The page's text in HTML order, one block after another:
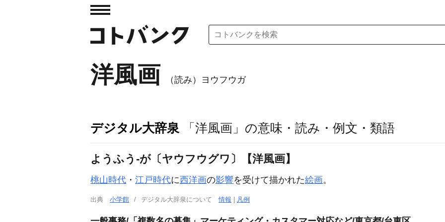
洋風画 （読み）ヨウフウガ
デジタル大辞泉 「洋風画」の意味・読み・例文・類語
ようふう‐が〔ヤウフウグワ〕【洋風画】
桃山時代 ・ 江戸時代に西洋画の影響を受けて描かれた絵画。
出典 小学館 デジタル大辞泉について情報 凡例